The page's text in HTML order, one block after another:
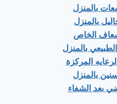
بالمنزل
بالمنزل
الخاص
بالمنزل
المركزة
بالمنزل
بعد الشفاء